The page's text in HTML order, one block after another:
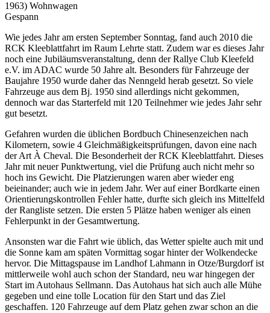
1963) Wohnwagen
Gespann
Wie jedes Jahr am ersten September Sonntag, fand auch 2010 die
RCK Kleeblattfahrt im Raum Lehrte statt. Zudem war es dieses Jahr
noch eine Jubiläumsveranstaltung, denn der Rallye Club Kleefeld
e.V. im ADAC wurde 50 Jahre alt. Besonders für Fahrzeuge der
Baujahre 1950 wurde daher das Nenngeld herab gesetzt. So viele
Fahrzeuge aus dem Bj. 1950 sind allerdings nicht gekommen,
dennoch war das Starterfeld mit 120 Teilnehmer wie jedes Jahr sehr
gut besetzt.
Gefahren wurden die üblichen Bordbuch Chinesenzeichen nach
Kilometern, sowie 4 Gleichmäßigkeitsprüfungen, davon eine nach
der Art À Cheval. Die Besonderheit der RCK Kleeblattfahrt. Dieses
Jahr mit neuer Punktwertung, viel die Prüfung auch nicht mehr so
hoch ins Gewicht. Die Platzierungen waren aber wieder eng
beieinander; auch wie in jedem Jahr. Wer auf einer Bordkarte einen
Orientierungskontrollen Fehler hatte, durfte sich gleich ins Mittelfeld
der Rangliste setzen. Die ersten 5 Plätze haben weniger als einen
Fehlerpunkt in der Gesamtwertung.
Ansonsten war die Fahrt wie üblich, das Wetter spielte auch mit und
die Sonne kam am späten Vormittag sogar hinter der Wolkendecke
hervor. Die Mittagspause im Landhof Lahmann in Otze/Burgdorf ist
mittlerweile wohl auch schon der Standard, neu war hingegen der
Start im Autohaus Sellmann. Das Autohaus hat sich auch alle Mühe
gegeben und eine tolle Location für den Start und das Ziel
geschaffen. 120 Fahrzeuge auf dem Platz gehen zwar schon an die